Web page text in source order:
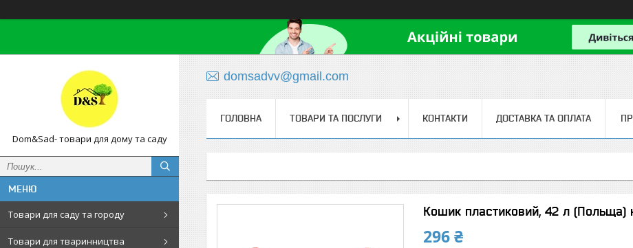
Dom&Sad- товари для дому та саду
Товари для саду та городу
Товари для тваринництва
domsadvv@gmail.com
ГОЛОВНА ТОВАРИ ТА ПОСЛУГИ КОНТАКТИ ДОСТАВКА ТА ОПЛАТА
Кошик пластиковий, 42 л (Польща)
296 ₴